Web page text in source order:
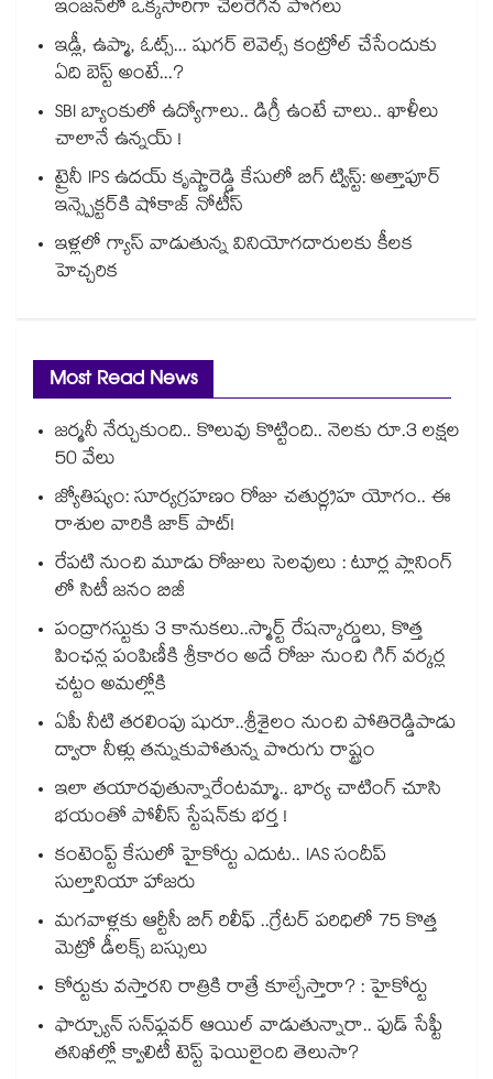
ఇంజన్‎లో ఒక్కసారిగా చెలరేగిన పొగలు
ఇడ్లీ, ఉప్మా, ఓట్స్... షుగర్ లెవెల్స్ కంట్రోల్ చేసేందుకు
ఏది బెస్ట్ అంటే...?
SBI బ్యాంకులో ఉద్యోగాలు.. డిగ్రీ ఉంటే చాలు.. ఖాళీలు
చాలానే ఉన్నయ్ !
ట్రైనీ IPS ఉదయ్ కృష్ణారెడ్డి కేసులో బిగ్ ట్విస్ట్: అత్తాపూర్
ఇన్స్పెక్టర్‎కి షోకాజ్ నోటీస్
ఇళ్లలో గ్యాస్ వాడుతున్న వినియోగదారులకు కీలక
హెచ్చరిక
Most Read News
జర్మనీ నేర్చుకుంది.. కొలువు కొట్టింది.. నెలకు రూ.3 లక్షల
50 వేలు
జ్యోతిష్యం: సూర్యగ్రహణం రోజు చతుర్గ్రహ యోగం.. ఈ
రాశుల వారికి జాక్ పాట్!
రేపటి నుంచి మూడు రోజులు సెలవులు : టూర్ల ప్లానింగ్
లో సిటీ జనం బిజీ
పంద్రాగస్టుకు 3 కానుకలు..స్మార్ట్ రేషన్కార్డులు, కొత్త
పింఛన్ల పంపిణీకి శ్రీకారం అదే రోజు నుంచి గిగ్ వర్కర్ల
చట్టం అమల్లోకి
ఏపీ నీటి తరలింపు షురూ..శ్రీశైలం నుంచి పోతిరెడ్డిపాడు
ద్వారా నీళ్లు తన్నుకుపోతున్న పొరుగు రాష్ట్రం
ఇలా తయారవుతున్నారేంటమ్మా.. భార్య చాటింగ్ చూసి
భయంతో పోలీస్ స్టేషన్⁫కు భర్త !
కంటెంప్ట్ కేసులో హైకోర్టు ఎదుట.. IAS సందీప్
సుల్తానియా హాజరు
మగవాళ్లకు ఆర్టీసీ బిగ్ రిలీఫ్ ..గ్రేటర్ పరిధిలో 75 కొత్త
మెట్రో డీలక్స్ బస్సులు
కోర్టుకు వస్తారని రాత్రికి రాత్రే కూల్చేస్తారా? : హైకోర్టు
ఫార్చ్యూన్ సన్‌ఫ్లవర్ ఆయిల్ వాడుతున్నారా.. ఫుడ్ సేఫ్టీ
తనిఖీల్లో క్వాలిటీ టెస్ట్ ఫెయిలైంది తెలుసా?